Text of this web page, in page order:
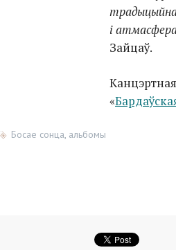
традыцыйна
і
Зайцаў.
«
Босае сонца альбомы